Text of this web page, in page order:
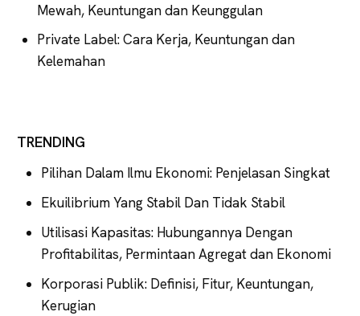
Mewah, Keuntungan dan Keunggulan
Private Label: Cara Kerja, Keuntungan dan
Kelemahan
TRENDING
Pilihan Dalam Ilmu Ekonomi: Penjelasan Singkat
Ekuilibrium Yang Stabil Dan Tidak Stabil
Utilisasi Kapasitas: Hubungannya Dengan
Profitabilitas, Permintaan Agregat dan Ekonomi
Korporasi Publik: Definisi, Fitur, Keuntungan,
Kerugian